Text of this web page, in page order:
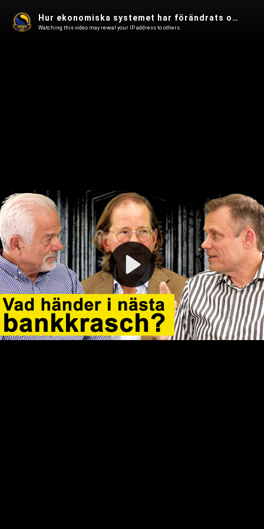
Play
Video
Hur ekonomiska systemet har förändrats och vad händer i en bankkrasch - David Webb i Fjärde Statsmakten 217
Watching this video may reveal your IP address to others.